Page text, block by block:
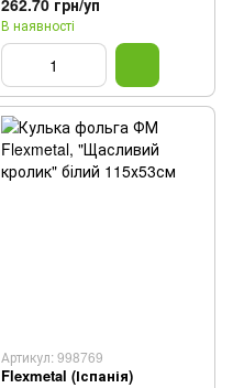
В наявності
Артикул: 998769
Flexmetal (Іспанія)